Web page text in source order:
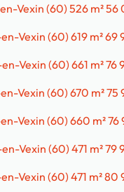
Vexin (60) 526 m²
Vexin (60) 619 m² 69
Vexin (60) 661 m² 76
Vexin (60) 670 m²
Vexin (60) 660 m²
Vexin (60) 471 m² 79
Vexin (60) 471 m²